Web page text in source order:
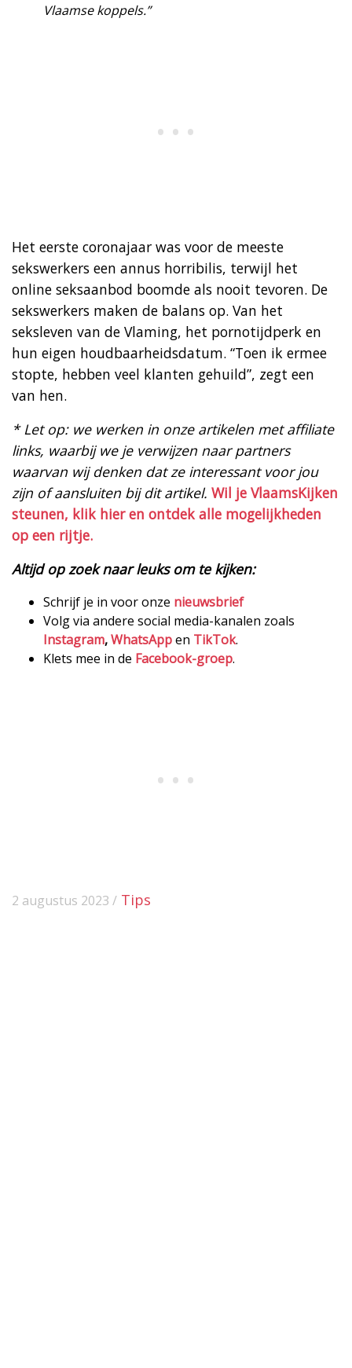
Vlaamse koppels.”
Het eerste coronajaar was voor de meeste
sekswerkers een annus horribilis, terwijl het
online seksaanbod boomde als nooit tevoren. De
sekswerkers maken de balans op. Van het
seksleven van de Vlaming, het pornotijdperk en
hun eigen houdbaarheidsdatum. “Toen ik ermee
stopte, hebben veel klanten gehuild”, zegt een
van hen.
* Let op: we werken in onze artikelen met affiliate
links, waarbij we je verwijzen naar partners
waarvan wij denken dat ze interessant voor jou
zijn of aansluiten bij dit artikel. Wil je VlaamsKijken
steunen, klik hier en ontdek alle mogelijkheden
op een rijtje.
Altijd op zoek naar leuks om te kijken:
Schrijf je in voor onze nieuwsbrief
Volg via andere social media-kanalen zoals
Instagram,WhatsAppen TikTok.
Klets mee in de Facebook-groep.
2 augustus 2023 / Tips